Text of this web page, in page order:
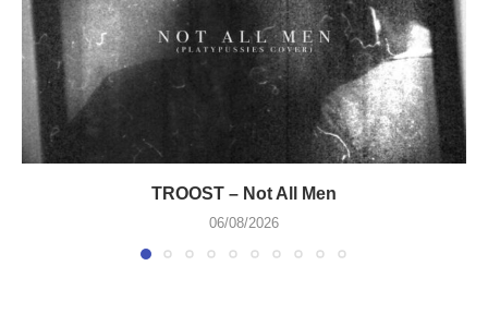
TROOST – Not All Men
06/08/2026